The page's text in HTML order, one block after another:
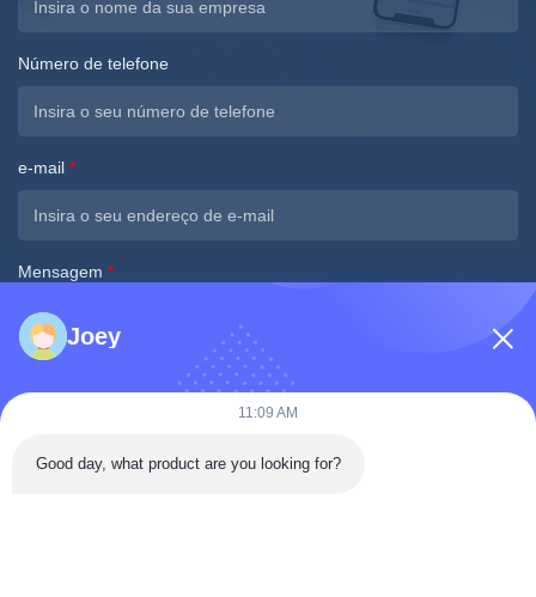
Número de telefone
e-mail *
Mensagem *
Envie agora
Joey
11:09 AM
Good day, what product are you looking for?